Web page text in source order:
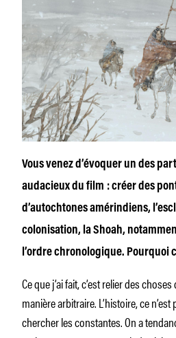
Vous venez d’évoquer un des
audacieux du film : créer des
d’autochtones amérindiens,
colonisation, la Shoah,
l’ordre chronologique. Pourquoi
Ce que j’ai fait, c’est relier des
manière arbitraire. L’histoire, ce
chercher les constantes. On a